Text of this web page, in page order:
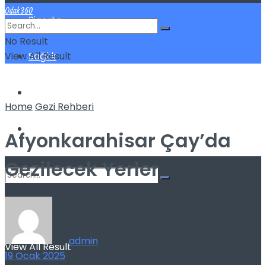
Sigorta
Sağlık
No Result
View All Result
Odak360
No Result
View All Result
HomeGezi Rehberi
Afyonkarahisar Çay’da
Gezilecek Yerler
byadmin
19 Ocak 2025